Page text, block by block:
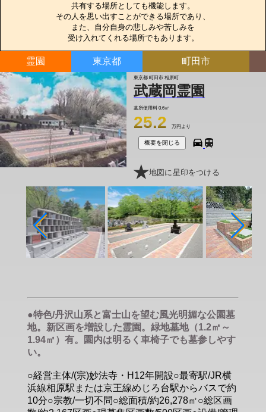
共有する場所としても機能します。
その人を思い出すことができる場所であり、
また、自分自身の悲しみや苦しみを
受け入れてくれる場所でもあります。
霊園 東京都 町田市
東京都 町田市 相原町
武蔵岡霊園
墓所使用料 0.6㎡
25.2 万円より
概要を閉じる
地図に星印をつける
●特色/丹沢山系と富士山を望む風光明媚な公園墓
地。新区画を増設した霊園。緑地墓地（1.2㎡～
1.94㎡）有。園内は明るく車椅子でも墓参しやす
い。
○経営主体/(宗)妙法寺・H12年開設○最寄駅/JR横
浜線相原駅または京王線めじろ台駅からバスで約
10分○宗教/一切不問○総面積/約26,278㎡○総区画